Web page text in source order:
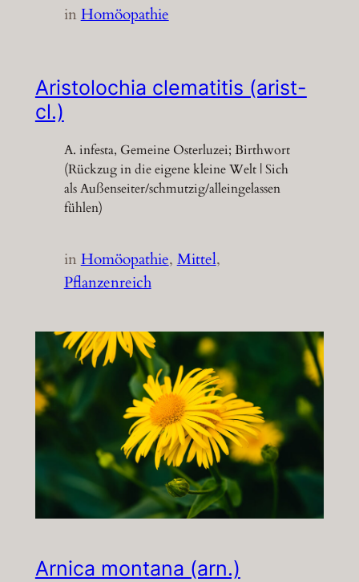
inHomöopathie
Aristolochia clematitis (arist-
cl.)
A. infesta, Gemeine Osterluzei; Birthwort
(Rückzug in die eigene kleine Welt | Sich
als Außenseiter/schmutzig/alleingelassen
fühlen)
inHomöopathie, Mittel
Pflanzenreich
Arnica montana (arn.)